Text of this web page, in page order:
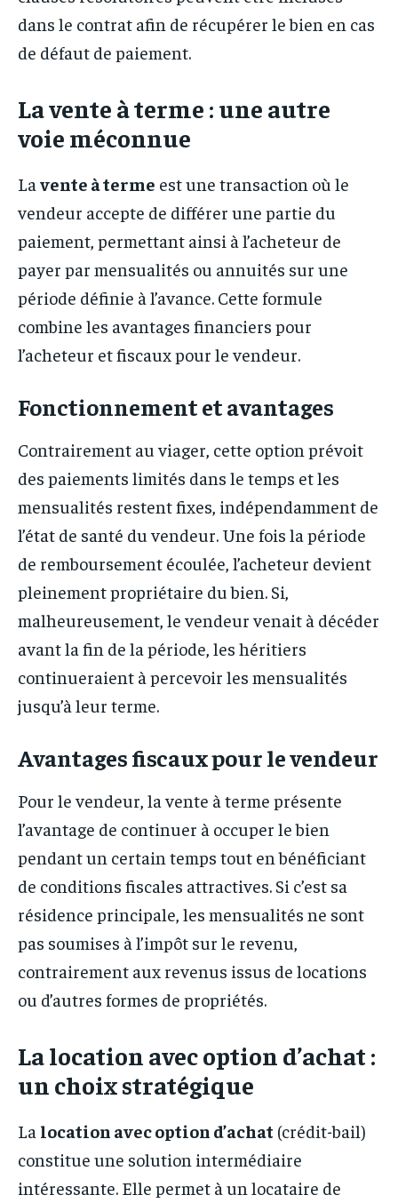
dans le contrat afin de récupérer le bien en cas
de défaut de paiement.
La vente à terme : une autre
voie méconnue
La vente à terme est une transaction où le
vendeur accepte de différer une partie du
paiement, permettant ainsi à l’acheteur de
payer par mensualités ou annuités sur une
période définie à l’avance. Cette formule
combine les avantages financiers pour
l’acheteur et fiscaux pour le vendeur.
Fonctionnement et avantages
Contrairement au viager, cette option prévoit
des paiements limités dans le temps et les
mensualités restent fixes, indépendamment de
l’état de santé du vendeur. Une fois la période
de remboursement écoulée, l’acheteur devient
pleinement propriétaire du bien. Si,
malheureusement, le vendeur venait à décéder
avant la fin de la période, les héritiers
continueraient à percevoir les mensualités
jusqu’à leur terme.
Avantages fiscaux pour le vendeur
Pour le vendeur, la vente à terme présente
l’avantage de continuer à occuper le bien
pendant un certain temps tout en bénéficiant
de conditions fiscales attractives. Si c’est sa
résidence principale, les mensualités ne sont
pas soumises à l’impôt sur le revenu,
contrairement aux revenus issus de locations
ou d’autres formes de propriétés.
La location avec option d’achat :
un choix stratégique
La location avec option d’achat (crédit-bail)
constitue une solution intermédiaire
intéressante. Elle permet à un locataire de